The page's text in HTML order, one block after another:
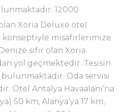
12000
Xoria Deluxe otel
konseptiyle misafirlerimize
sıfır olan Xoria
yol geçmektedir. Tesisin
Oda servisi
Otel Antalya Havaalanı’na
50 km, Alanya’ya 17 km,